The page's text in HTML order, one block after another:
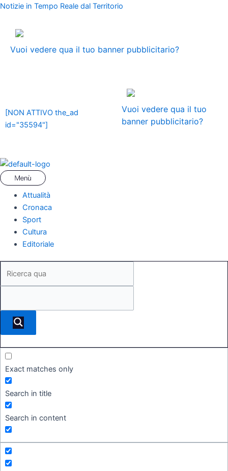
Vai
contenuto
Notizie in Tempo Reale dal Territorio
Vuoi vedere qua il tuo banner pubblicitario?
[NON ATTIVO the_ad
id="35594"]
ADS
Vuoi vedere qua il tuo
banner pubblicitario?
Menu
Attualità
Cronaca
Sport
Cultura
Editoriale
Exact matches only
Search in title
Search in content
Navigazione